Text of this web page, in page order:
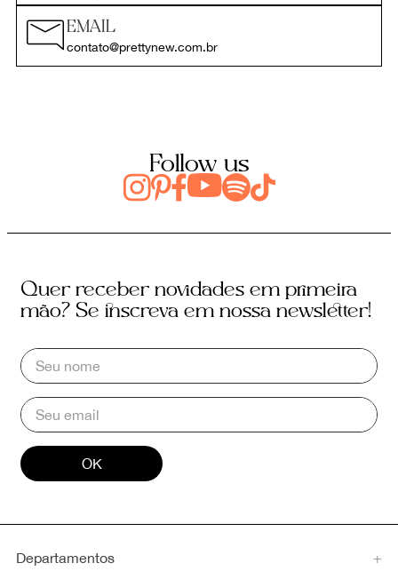
EMAIL
contato@prettynew.com.br
Follow us
Quer receber novidades em primeira
mão? Se inscreva em nossa newsletter!
OK
Departamentos +